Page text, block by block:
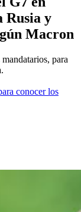
Rusia y
Macron
para
conocer los